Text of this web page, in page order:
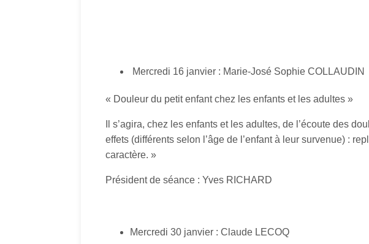
Mercredi 16 janvier : Marie-José Sophie COLLAUDIN
« Douleur du petit enfant chez les enfants et les adultes »
Il s’agira, chez les enfants et les adultes, de l’écoute des
effets (différents selon l’âge de l’enfant à leur survenue) :
caractère. »
Président de séance : Yves RICHARD
Mercredi 30 janvier : Claude LECOQ